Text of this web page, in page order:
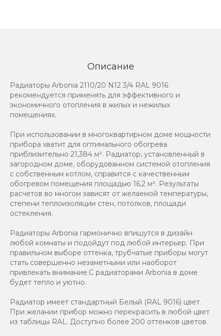
Описание
Радиаторы Arbonia 2110/20 N12 3/4 RAL 9016
рекомендуется применять для эффективного и
экономичного отопления в жилых и нежилых
помещениях.
При использовании в многоквартирном доме мощности
прибора хватит для оптимального обогрева
приблизительно 21,384 м². Радиатор, установленный в
загородном доме, оборудованном системой отопления
с собственным котлом, справится с качественным
обогревом помещения площадью 16,2 м². Результаты
расчетов во многом зависят от желаемой температуры,
степени теплоизоляции стен, потолков, площади
остекления.
Радиаторы Arbonia гармонично впишутся в дизайн
любой комнаты и подойдут под любой интерьер. При
правильном выборе оттенка, трубчатые приборы могут
стать совершенно незаметными или наоборот
привлекать внимание.С радиаторами Аrbonia в доме
будет тепло и уютно.
Радиатор имеет стандартный Белый (RAL 9016) цвет.
При желании прибор можно перекрасить в любой цвет
из таблицы RAL. Доступно более 200 оттенков цветов.